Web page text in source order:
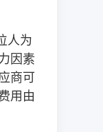
人为
因素
商可
用由